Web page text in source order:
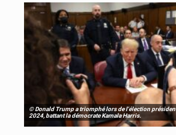
© Donald Trump a triomphé lors de l'élection
2024, battant la démocrate Kamala Harris.